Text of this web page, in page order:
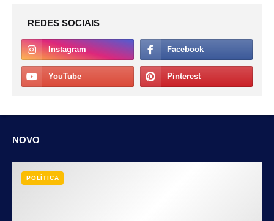
REDES SOCIAIS
NOVO
POLÍTICA